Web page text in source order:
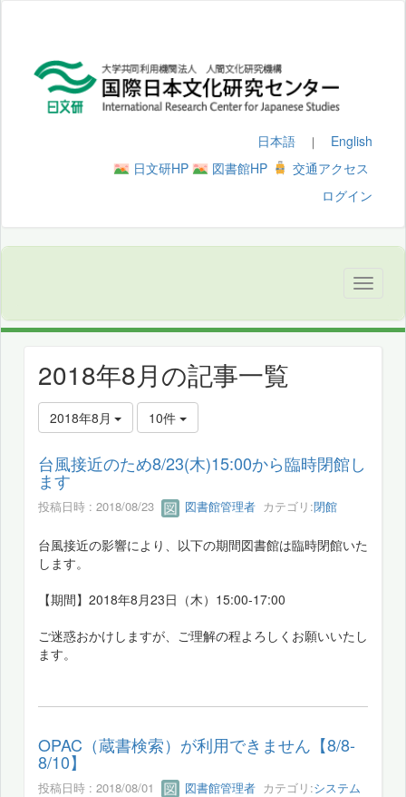
日本語 ｜ English
日文研HP
図書館HP
交通アクセス
ログイン
2018年8月の記事一覧
2018年8月 10件
台風接近のため8/23(木)15:00から臨時閉館し
ます
投稿日時 : 2018/08/23 図書館管理者 カテゴリ:閉館
台風接近の影響により、以下の期間図書館は臨時閉館いた
します。
【期間】2018年8月23日（木）15:00-17:00
ご迷惑おかけしますが、ご理解の程よろしくお願いいたし
ます。
OPAC（蔵書検索）が利用できません【8/8-
8/10】
投稿日時 : 2018/08/01 図書館管理者 カテゴリ:システム